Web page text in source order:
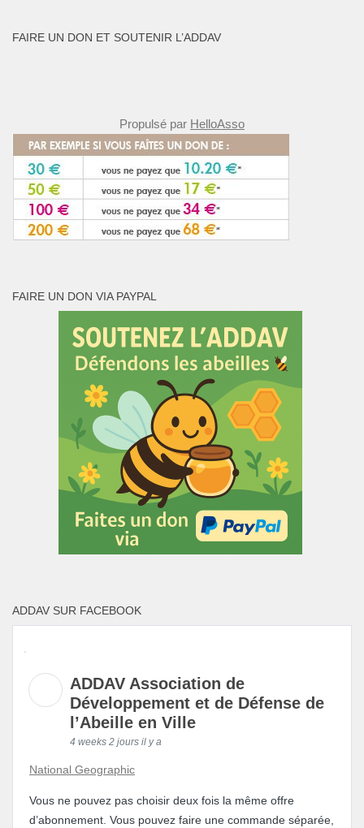
FAIRE UN DON ET SOUTENIR L’ADDAV
Propulsé par HelloAsso
FAIRE UN DON VIA PAYPAL
ADDAV SUR FACEBOOK
ADDAV Association de
Développement et de Défense de
l’Abeille en Ville
4 weeks 2 jours il y a
National Geographic
Vous ne pouvez pas choisir deux fois la même offre
d’abonnement. Vous pouvez faire une commande séparée,